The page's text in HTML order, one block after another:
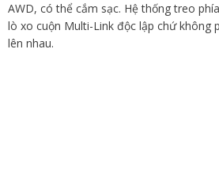
AWD, có thể cắm sạc. Hệ thống treo
lò xo cuộn Multi-Link độc lập chứ không
lên nhau.